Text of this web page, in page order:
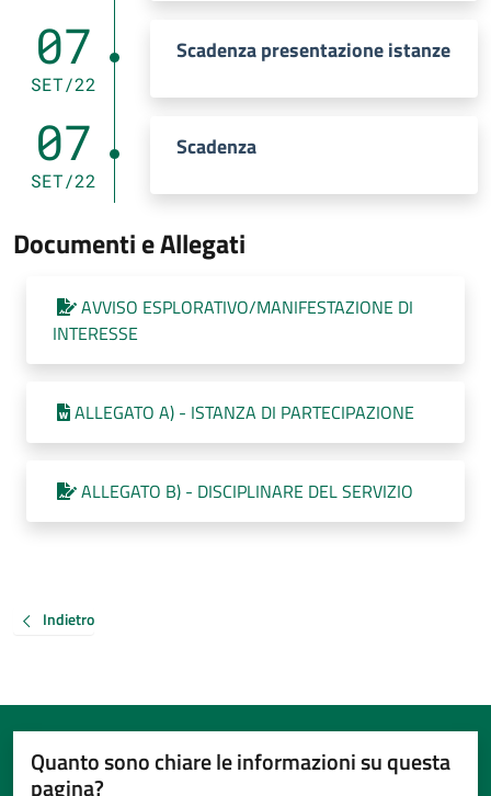
07
SET/22
Scadenza presentazione istanze
07
SET/22
Scadenza
Documenti e Allegati
AVVISO ESPLORATIVO/MANIFESTAZIONE DI
INTERESSE
ALLEGATO A) - ISTANZA DI PARTECIPAZIONE
ALLEGATO B) - DISCIPLINARE DEL SERVIZIO
Indietro
Quanto sono chiare le informazioni su questa
pagina?